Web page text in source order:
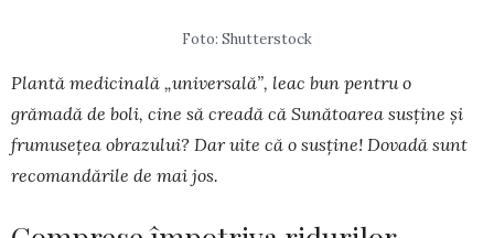
Foto: Shutterstock
Plantă medicinală „universală”, leac bun pentru o
grămadă de boli, cine să creadă că Sunătoarea susține și
frumusețea obrazului? Dar uite că o susține! Dovadă sunt
reco­man­dă­rile de mai jos.